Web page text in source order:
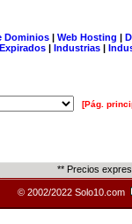
Dominios| Web Hosting |
| Industrias |
[Pág.
** Precios
© 2002/2022 Solo10.com